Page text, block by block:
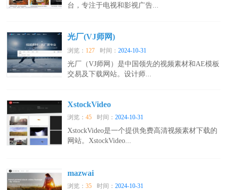
台，专注于电视和影视广告...
光厂(VJ师网)
浏览： 127 时间：2024-10-31
光厂（VJ师网）是中国领先的视频素材和AE模板
交易及下载网站。设计师...
XstockVideo
浏览：45 时间：2024-10-31
XstockVideo是一个提供免费高清视频素材下载的
网站。XstockVideo...
mazwai
浏览：35 时间：2024-10-31